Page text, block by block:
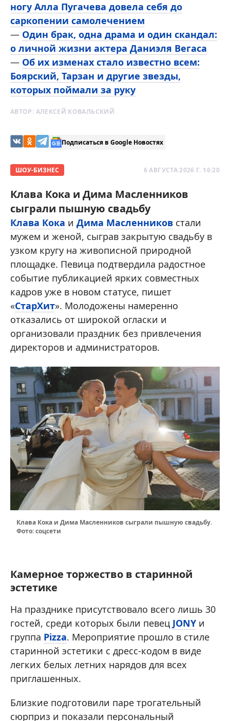
ногу Алла Пугачева довела себя до
саркопении самолечением
— Один брак, одна драма и один скандал:
о личной жизни актера Даниэля Вегаса
— Об их изменах стало известно всем:
Боярский, Тарзан и другие звезды,
которых поймали за руку
АВТОР: АЛЕКСЕЙ КОВАЛЬСКИЙ
Подписаться в Google Новостях
ШОУ-БИЗНЕС 6 АВГУСТА 2026 Г. 16:20
Клава Кока и Дима Масленников
сыграли пышную свадьбу
Клава Кока и Дима Масленников стали
мужем и женой, сыграв закрытую свадьбу в
узком кругу на живописной природной
площадке. Певица подтвердила радостное
событие публикацией ярких совместных
кадров уже в новом статусе, пишет
«СтарХит». Молодожены намеренно
отказались от широкой огласки и
организовали праздник без привлечения
директоров и администраторов.
Клава Кока и Дима Масленников сыграли пышную свадьбу.
Фото: соцсети
Камерное торжество в старинной
эстетике
На празднике присутствовало всего лишь 30
гостей, среди которых были певец JONY и
группа Pizza. Мероприятие прошло в стиле
старинной эстетики с дресс-кодом в виде
легких белых летних нарядов для всех
приглашенных.
Близкие подготовили паре трогательный
сюрприз и показали персональный